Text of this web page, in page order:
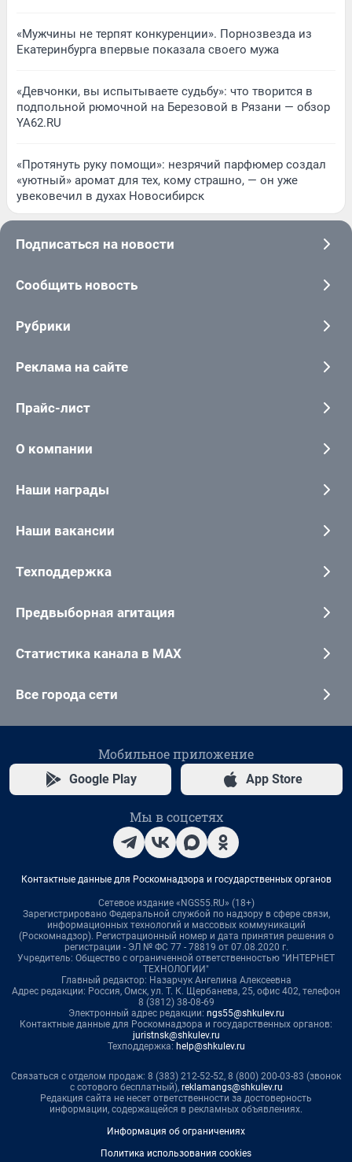
«Мужчины не терпят конкуренции». Порнозвезда из
Екатеринбурга впервые показала своего мужа
«Девчонки, вы испытываете судьбу»: что творится в
подпольной рюмочной на Березовой в Рязани — обзор
YA62.RU
«Протянуть руку помощи»: незрячий парфюмер создал
«уютный» аромат для тех, кому страшно, — он уже
увековечил в духах Новосибирск
Подписаться на новости
Сообщить новость
Рубрики
Реклама на сайте
Прайс-лист
О компании
Наши награды
Наши вакансии
Техподдержка
Предвыборная агитация
Статистика канала в MAX
Все города сети
Мобильное приложение
Google Play App Store
Мы в соцсетях
Контактные данные для Роскомнадзора и государственных органов
Сетевое издание «NGS55.RU» (18+)
Зарегистрировано Федеральной службой по надзору в сфере связи,
информационных технологий и массовых коммуникаций
(Роскомнадзор). Регистрационный номер и дата принятия решения о
регистрации - ЭЛ № ФС 77 - 78819 от 07.08.2020 г.
Учредитель: Общество с ограниченной ответственностью "ИНТЕРНЕТ
ТЕХНОЛОГИИ"
Главный редактор: Назарчук Ангелина Алексеевна
Адрес редакции: Россия, Омск, ул. Т. К. Щербанева, 25, офис 402, телефон
8 (3812) 38-08-69
Электронный адрес редакции: ngs55@shkulev.ru
Контактные данные для Роскомнадзора и государственных органов:
juristnsk@shkulev.ru
Техподдержка: help@shkulev.ru
Связаться с отделом продаж: 8 (383) 212-52-52, 8 (800) 200-03-83 (звонок
с сотового бесплатный), reklamangs@shkulev.ru
Редакция сайта не несет ответственности за достоверность
информации, содержащейся в рекламных объявлениях.
Информация об ограничениях
Политика использования cookies